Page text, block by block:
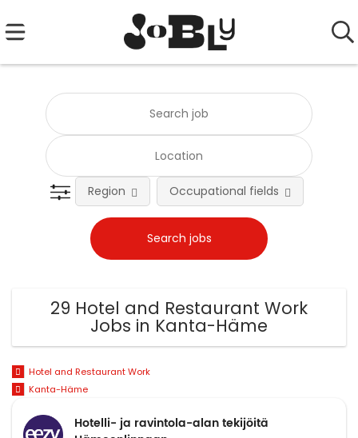
Region Occupational fields
29 Hotel and Restaurant Work
Jobs in Kanta-Häme
Hotel and Restaurant Work
Kanta-Häme
Hotelli- ja ravintola-alan tekijöitä